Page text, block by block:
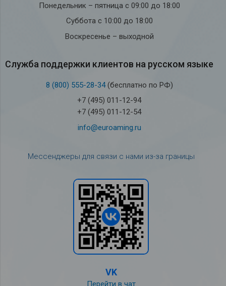
Понедельник – пятница с 09:00 до 18:00
Суббота с 10:00 до 18:00
Воскресенье – выходной
Служба под­держки кли­ен­тов на рус­ском языке
8 (800) 555-28-34(бесплатно по РФ)
+7 (495) 011-12-94
+7 (495) 011-12-54
info@euroaming.ru
Мессенджеры для связи с нами из-за границы
VK
Перейти в чат